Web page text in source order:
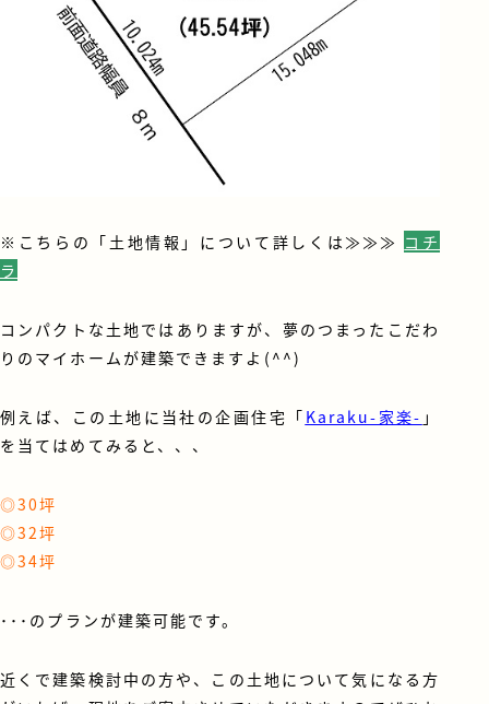
※こちらの「土地情報」について詳しくは≫≫≫ コチ
ラ
コンパクトな土地ではありますが、夢のつまったこだわ
りのマイホームが建築できますよ(^^)
例えば、この土地に当社の企画住宅「 Karaku-家楽- 」
を当てはめてみると、、、
◎30坪
◎32坪
◎34坪
･･･のプランが建築可能です。
近くで建築検討中の方や、この土地について気になる方